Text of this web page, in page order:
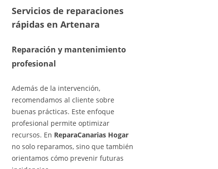
Servicios de reparaciones
rápidas en Artenara
Reparación y mantenimiento
profesional
Además de la intervención,
recomendamos al cliente sobre
buenas prácticas. Este enfoque
profesional permite optimizar
recursos. En ReparaCanarias Hogar
no solo reparamos, sino que también
orientamos cómo prevenir futuras